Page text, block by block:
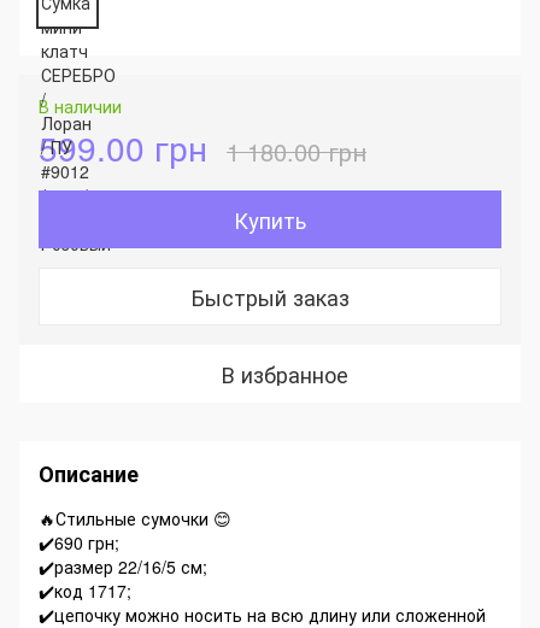
В наличии
599.00 грн 1 180.00 грн
Купить
Быстрый заказ
В избранное
Описание
🔥Стильные сумочки 😊
✔️690 грн;
✔️размер 22/16/5 см;
✔️код 1717;
✔️цепочку можно носить на всю длину или сложенной